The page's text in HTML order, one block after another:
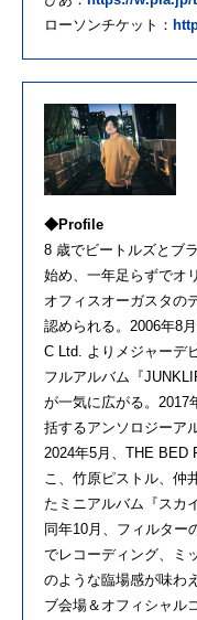
ローソンチケット：
◆Profile
8 歳でビートルズとブ
始め、一年足らずでオ
オフィスオーガスタの
認められる。2006年8
C Ltd. よりメジャーデ
フルアルバム『
が一気に広がる。2017
括するアンソロジーア
2024年5月、THE BED
こ、竹原ピストル、仲
たミニアルバム『スカ
同年10月、フィルター
でレコーディング、ミ
のような臨場感が味わ
ブ会場＆オフィシャル